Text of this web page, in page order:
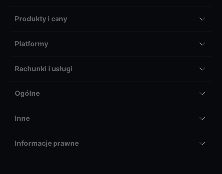
Produkty i ceny
Platformy
Rachunki i usługi
Ogólne
Inne
Informacje prawne